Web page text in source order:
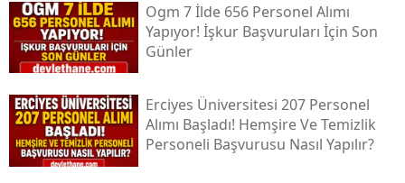
Ogm 7 İlde 656 Personel Alımı
Yapıyor! İşkur Başvuruları İçin Son
Günler
Erciyes Üniversitesi 207 Personel
Alımı Başladı! Hemşire Ve Temizlik
Personeli Başvurusu Nasıl Yapılır?